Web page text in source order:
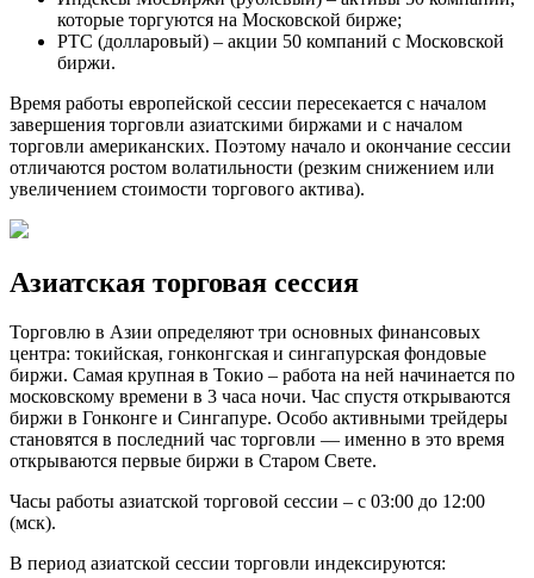
которые торгуются на Московской бирже;
РТС (долларовый) – акции 50 компаний с Московской
биржи.
Время работы европейской сессии пересекается с началом
завершения торговли азиатскими биржами и с началом
торговли американских. Поэтому начало и окончание сессии
отличаются ростом волатильности (резким снижением или
увеличением стоимости торгового актива).
Азиатская торговая сессия
Торговлю в Азии определяют три основных финансовых
центра: токийская, гонконгская и сингапурская фондовые
биржи. Самая крупная в Токио – работа на ней начинается по
московскому времени в 3 часа ночи. Час спустя открываются
биржи в Гонконге и Сингапуре. Особо активными трейдеры
становятся в последний час торговли — именно в это время
открываются первые биржи в Старом Свете.
Часы работы азиатской торговой сессии – с 03:00 до 12:00
(мск).
В период азиатской сессии торговли индексируются: